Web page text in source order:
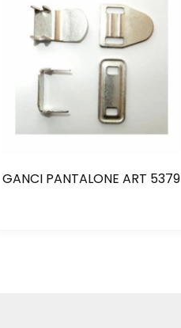
GANCI PANTALONE ART 5379